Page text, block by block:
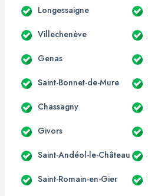
Longessaigne
Villechenève
Genas
Saint-Bonnet-de-Mure
Chassagny
Givors
Saint-Andéol-le-Château
Saint-Romain-en-Gier